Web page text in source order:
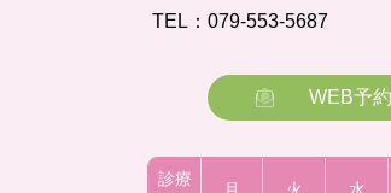
TEL：079-553-5687
WEB予
診療